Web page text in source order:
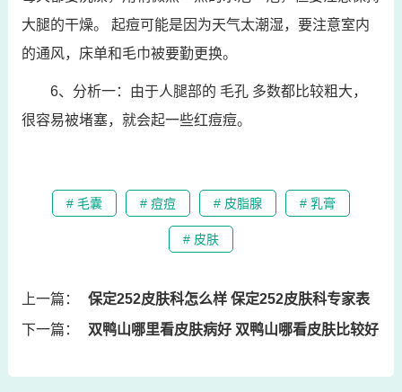
大腿的干燥。 起痘可能是因为天气太潮湿，要注意室内
的通风，床单和毛巾被要勤更换。
6、分析一：由于人腿部的 毛孔 多数都比较粗大，
很容易被堵塞，就会起一些红痘痘。
# 毛囊 # 痘痘 # 皮脂腺 # 乳膏
# 皮肤
上一篇：
保定252皮肤科怎么样 保定252皮肤科专家表
下一篇：
双鸭山哪里看皮肤病好 双鸭山哪看皮肤比较好